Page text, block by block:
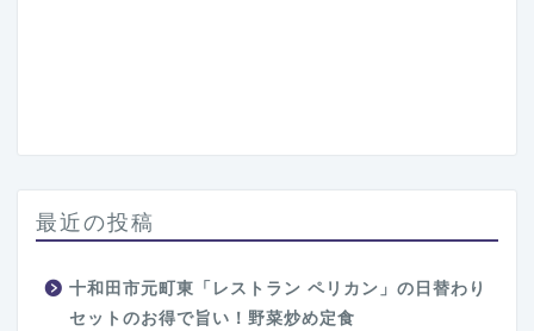
最近の投稿
十和田市元町東「レストラン ペリカン」の日替わり
セットのお得で旨い！野菜炒め定食